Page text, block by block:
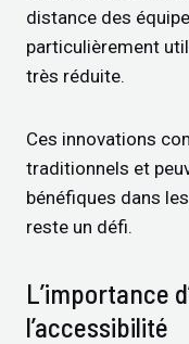
distance des
particulièrement
très réduite.
Ces innovations
traditionnels et
bénéfiques dans
reste un défi.
L’importance
l’accessibilité